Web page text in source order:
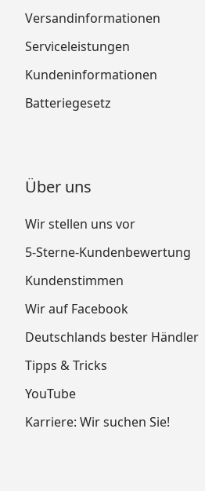
Versandinformationen
Serviceleistungen
Kundeninformationen
Batteriegesetz
Über uns
Wir stellen uns vor
5-Sterne-Kundenbewertung
Kundenstimmen
Wir auf Facebook
Deutschlands bester Händler
Tipps & Tricks
YouTube
Karriere: Wir suchen Sie!